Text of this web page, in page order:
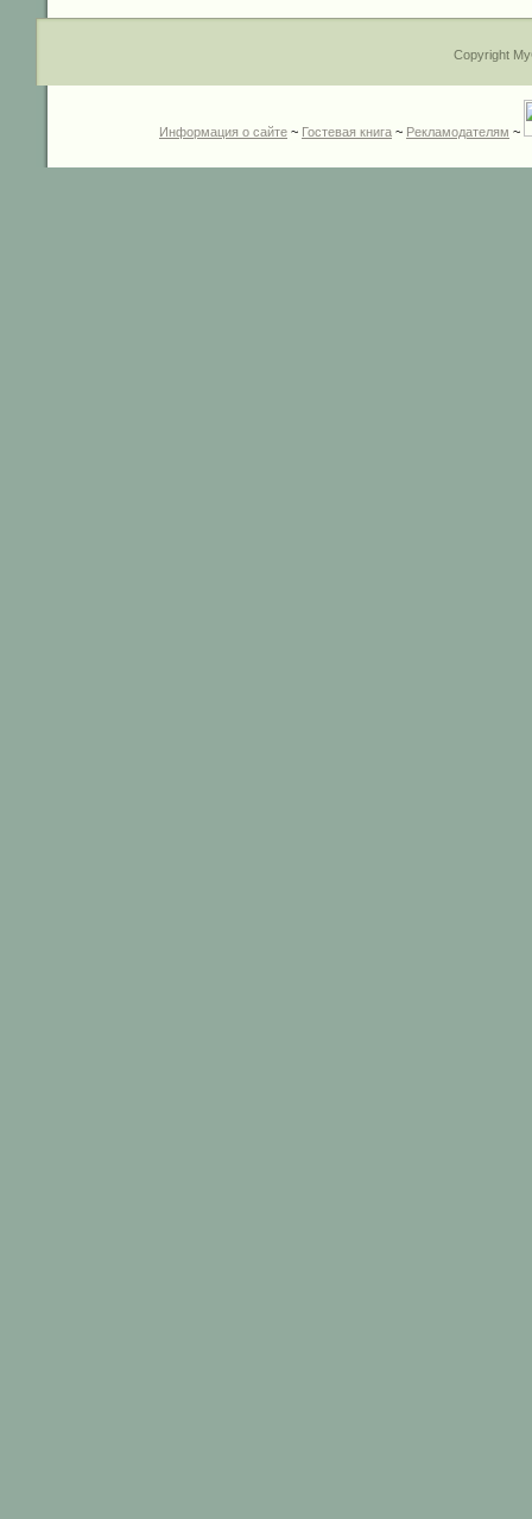
Copyright
Информация о сайте ~ Гостевая книга ~ Рекламодателям ~